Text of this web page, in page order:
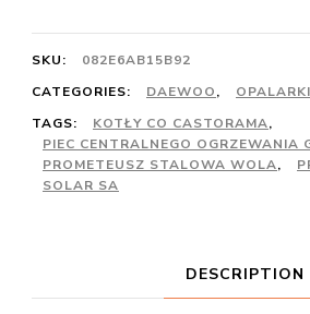
SKU:
082E6AB15B92
CATEGORIES:
DAEWOO,
OPALARKI
TAGS:
KOTŁY CO CASTORAMA,
PIEC CENTRALNEGO OGRZEWANIA
PROMETEUSZ STALOWA WOLA,
SOLAR SA
DESCRIPTION